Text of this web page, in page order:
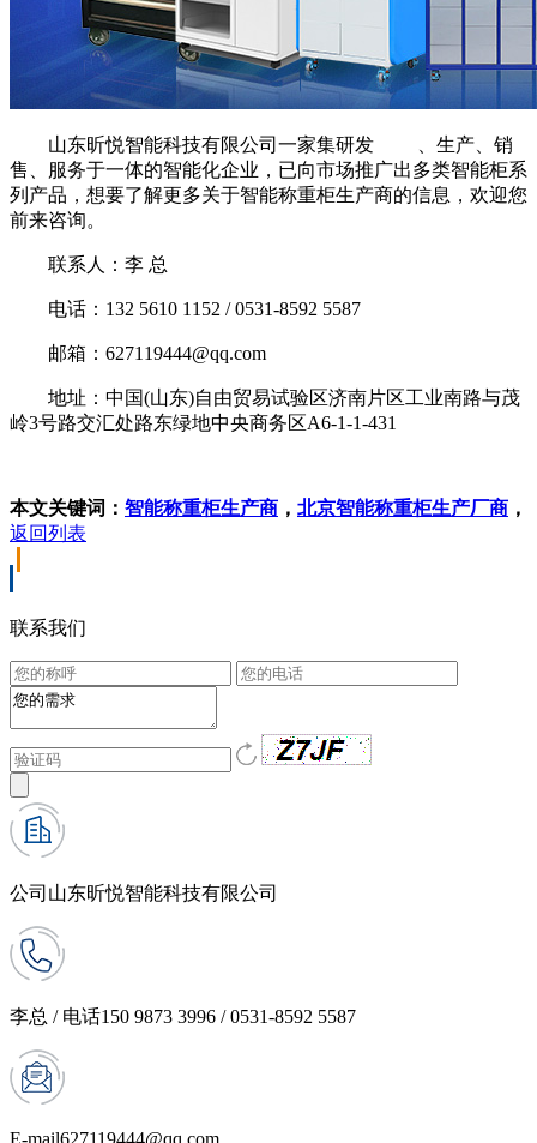
山东昕悦智能科技有限公司一家集研发 、生产、销
售、服务于一体的智能化企业，已向市场推广出多类智能柜系
列产品，想要了解更多关于智能称重柜生产商的信息，欢迎您
前来咨询。
联系人：李 总
电话：132 5610 1152 / 0531-8592 5587
邮箱：627119444@qq.com
地址：中国(山东)自由贸易试验区济南片区工业南路与茂
岭3号路交汇处路东绿地中央商务区A6-1-1-431
本文关键词： 智能称重柜生产商 ， 北京智能称重柜生产厂商 ，
返回列表
联系我们
公司 山东昕悦智能科技有限公司
李总 / 电话150 9873 3996 / 0531-8592 5587
E-mail627119444@qq.com